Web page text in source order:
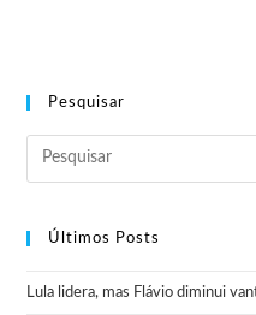
Pesquisar
Últimos Posts
Lula lidera, mas Flávio diminui